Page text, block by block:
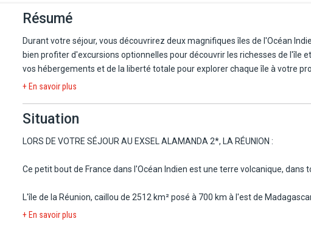
Résumé
Durant votre séjour, vous découvrirez deux magnifiques îles de l'Océan
bien profiter d'excursions optionnelles pour découvrir les richesses de l'île
vos hébergements et de la liberté totale pour explorer chaque île à votre
+ En savoir plus
Situation
LORS DE VOTRE SÉJOUR AU EXSEL ALAMANDA 2*, LA RÉUNION :
Ce petit bout de France dans l'Océan Indien est une terre volcanique, dans
L'île de la Réunion, caillou de 2512 km² posé à 700 km à l'est de
facettes où se mêlent ethnies, cultures et paysages époustouflants.
+ En savoir plus